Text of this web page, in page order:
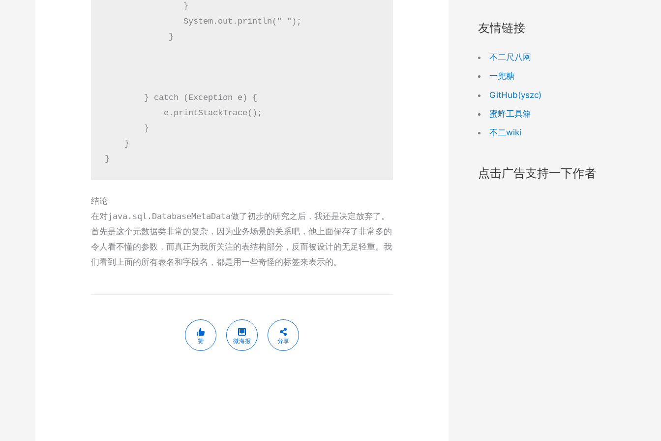
                }
                System.out.println(" ");
             }
        } catch (Exception e) {
            e.printStackTrace();
        }
    }
结论
在对java.sql.DatabaseMetaData做了初步的研究之后，我还是决定放弃了。
首先是这个元数据类非常的复杂，因为业务场景的关系吧，他上面保存了非常多的
令人看不懂的参数，而真正为我所关注的表结构部分，反而被设计的无足轻重。我
们看到上面的所有表名和字段名，都是用一些奇怪的标签来表示的。
赞 微海报 分享
友情链接
不二尺八网
一兜糖
GitHub(yszc)
蜜蜂工具箱
不二wiki
点击广告支持一下作者